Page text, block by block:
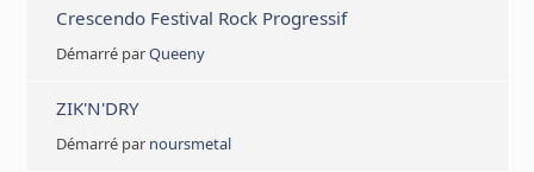
Crescendo Festival Rock Progressif
Démarré parQueeny
ZIK'N'DRY
Démarré par noursmetal